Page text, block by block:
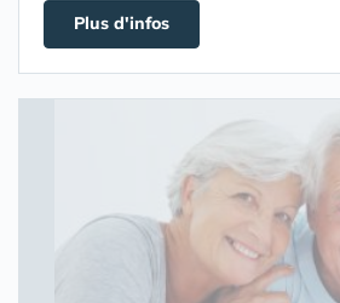
Plus d'infos